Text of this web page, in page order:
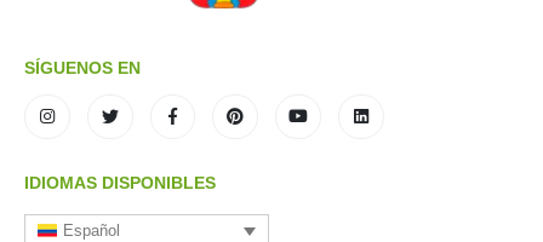
SÍGUENOS EN
IDIOMAS DISPONIBLES
Español